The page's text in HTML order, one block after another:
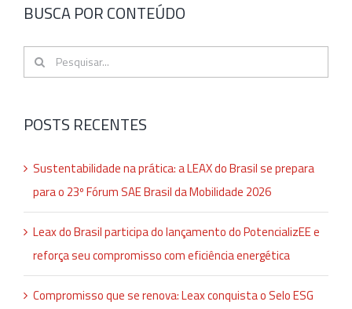
BUSCA POR CONTEÚDO
Buscar
resultados
POSTS RECENTES
Sustentabilidade na prática: a LEAX do Brasil se prepara
para o 23º Fórum SAE Brasil da Mobilidade 2026
Leax do Brasil participa do lançamento do PotencializEE e
reforça seu compromisso com eficiência energética
Compromisso que se renova: Leax conquista o Selo ESG